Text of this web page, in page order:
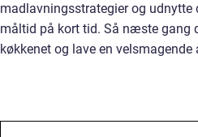
madlavningsstrategier og
måltid på kort tid. Så næste gang
køkkenet og lave en